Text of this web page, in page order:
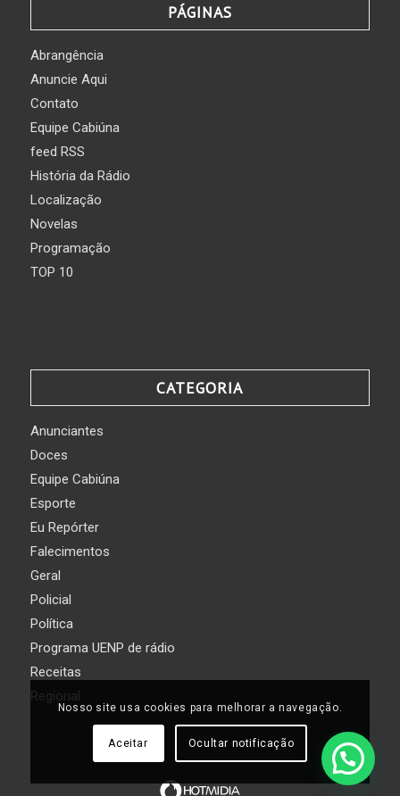
PÁGINAS
Abrangência
Anuncie Aqui
Contato
Equipe Cabiúna
feed RSS
História da Rádio
Localização
Novelas
Programação
TOP 10
CATEGORIA
Anunciantes
Doces
Equipe Cabiúna
Esporte
Eu Repórter
Falecimentos
Geral
Policial
Política
Programa UENP de rádio
Receitas
Regional
Nosso site usa cookies para melhorar a navegação.
Aceitar Ocultar notificação